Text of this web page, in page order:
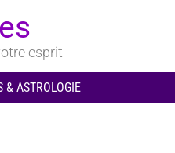
esprit
& ASTROLOGIE